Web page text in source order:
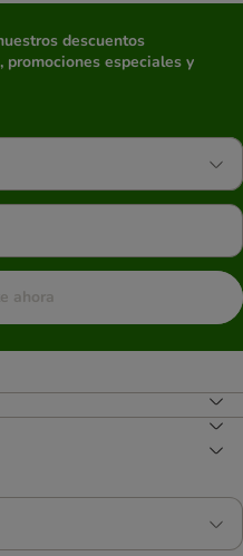
descuentos
promociones especiales y
ahora